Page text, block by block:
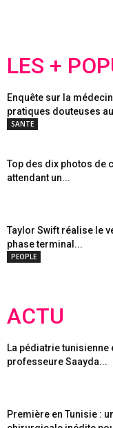
LES +
Enquête sur la
pratiques douteuses
SANTE
Top des dix photos de
attendant un...
Taylor Swift réalise le
phase terminal...
PEOPLE
ACTU
La pédiatrie tunisienne
professeure Saayda...
Première en Tunisie :